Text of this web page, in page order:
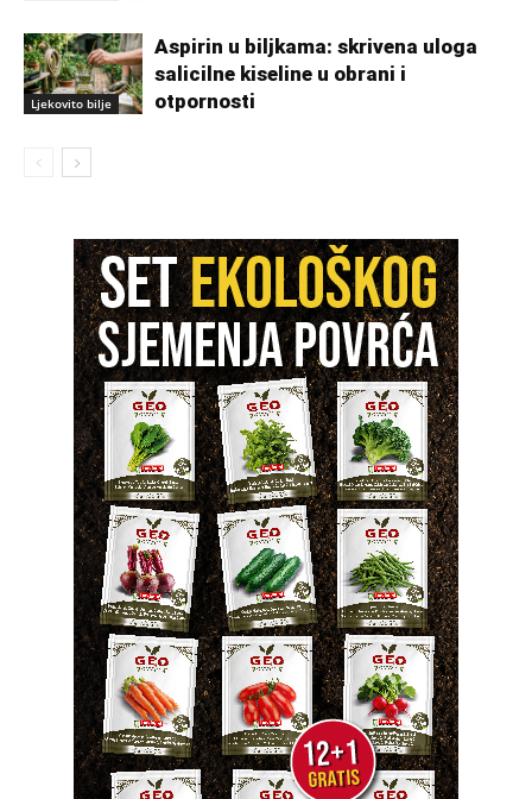
Ljekovito bilje
Aspirin u biljkama: skrivena uloga
salicilne kiseline u obrani i
otpornosti